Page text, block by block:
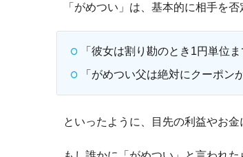
「がめつい」は、基本的に相手を
「彼女は割り勘のとき1円単位
「がめつい父は絶対にクーポン
といったように、目先の利益やお